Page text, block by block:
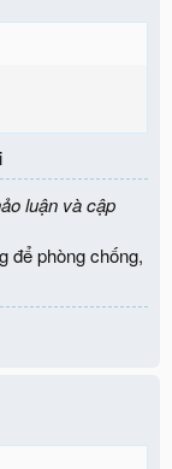
luận và cập
để phòng chống,